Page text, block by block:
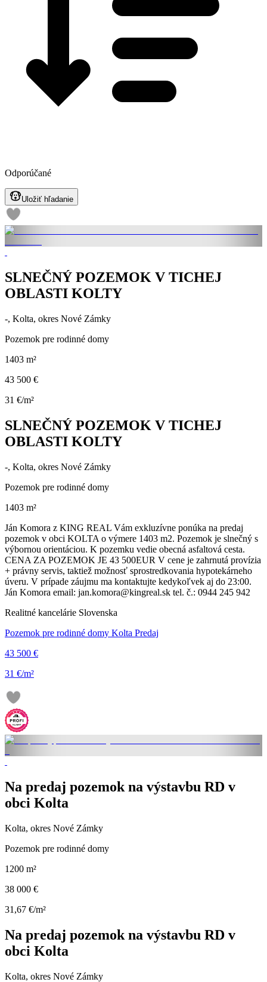
Odporúčané
Uložiť hľadanie
SLNEČNÝ POZEMOK V TICHEJ
OBLASTI KOLTY
-, Kolta, okres Nové Zámky
Pozemok pre rodinné domy
1403 m²
43 500 €
31 €/m²
SLNEČNÝ POZEMOK V TICHEJ
OBLASTI KOLTY
-, Kolta, okres Nové Zámky
Pozemok pre rodinné domy
1403 m²
Ján Komora z KING REAL Vám exkluzívne ponúka na predaj
pozemok v obci KOLTA o výmere 1403 m2. Pozemok je slnečný s
výbornou orientáciou. K pozemku vedie obecná asfaltová cesta.
CENA ZA POZEMOK JE 43 500EUR V cene je zahrnutá provízia
+ právny servis, taktiež možnosť sprostredkovania hypotekárneho
úveru. V prípade záujmu ma kontaktujte kedykoľvek aj do 23:00.
Ján Komora email: jan.komora@kingreal.sk tel. č.: 0944 245 942
Realitné kancelárie Slovenska
Pozemok pre rodinné domy Kolta Predaj
43 500 €
31 €/m²
Na predaj pozemok na výstavbu RD v
obci Kolta
Kolta, okres Nové Zámky
Pozemok pre rodinné domy
1200 m²
38 000 €
31,67 €/m²
Na predaj pozemok na výstavbu RD v
obci Kolta
Kolta, okres Nové Zámky